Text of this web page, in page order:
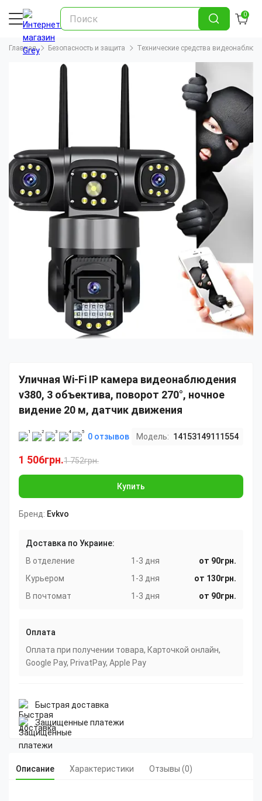
0
Главная Безопасность и защита Технические средства
Уличная Wi-Fi IP камера видеонаблюдения
v380, 3 объектива, поворот 270°, ночное
видение 20 м, датчик движения
0 отзывов Модель: 14153149111554
1 506грн.1 752грн.
Купить
Бренд: Evkvo
Доставка по Украине:
В отделение
1-3 дня
от 90грн.
Курьером
1-3 дня
от 130грн.
В почтомат
1-3 дня от 90грн.
Оплата
Оплата при получении товара, Карточкой онлайн,
Google Pay, PrivatPay, Apple Pay
Быстрая доставка
Защищенные платежи
Описание Характеристики Отзывы (0)